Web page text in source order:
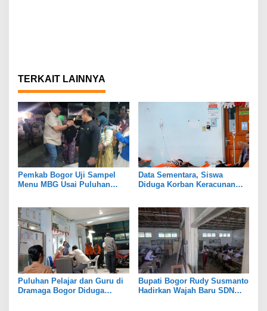
TERKAIT LAINNYA
Pemkab Bogor Uji Sampel
Menu MBG Usai Puluhan
Data Sementara, Siswa
Diduga Korban Keracunan
Puluhan Pelajar dan Guru di
Dramaga Bogor Diduga
Bupati Bogor Rudy Susmanto
Hadirkan Wajah Baru SDN